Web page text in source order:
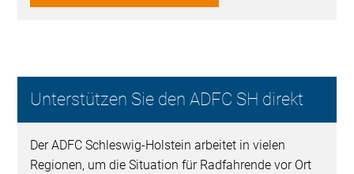
Unterstützen Sie den ADFC SH direkt
Der ADFC Schleswig-Holstein arbeitet in vielen
Regionen, um die Situation für Radfahrende vor Ort